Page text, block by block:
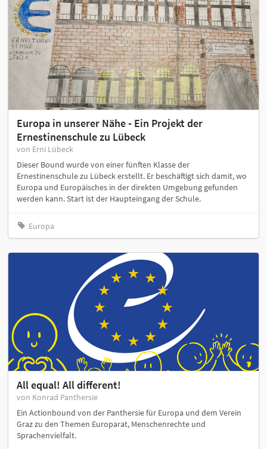
Europa in unserer Nähe - Ein Projekt der
Ernestinenschule zu Lübeck
von Erni Lübeck
Dieser Bound wurde von einer fünften Klasse der
Ernestinenschule zu Lübeck erstellt. Er beschäftigt sich damit, wo
Europa und Europäisches in der direkten Umgebung gefunden
werden kann. Start ist der Haupteingang der Schule.
Europa
All equal! All different!
von Konrad Panthersie
Ein Actionbound von der Panthersie für Europa und dem Verein
Graz zu den Themen Europarat, Menschenrechte und
Sprachenvielfalt.